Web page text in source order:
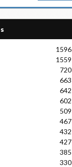
1596
1559
720
663
642
602
509
467
432
427
385
330